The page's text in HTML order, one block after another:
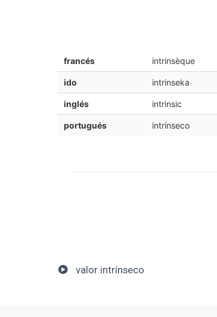
francés intrinsèque
ido intrinseka
inglés intrinsic
portugués intrínseco
valor intrínseco